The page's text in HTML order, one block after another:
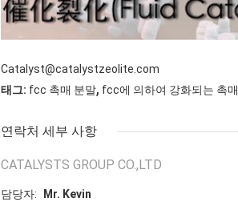
Catalyst@catalystzeolite.com
태그: fcc 촉매 분말, fcc에 의하여 강화되는 촉매
연락처 세부 사항
CATALYSTS GROUP CO.,LTD
담당자:
Mr. Kevin